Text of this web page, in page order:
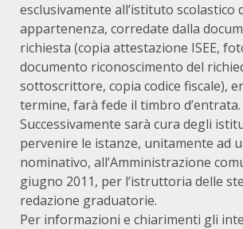
esclusivamente all’istituto scolastico
appartenenza, corredate dalla
richiesta (copia attestazione ISEE,
documento riconoscimento del
sottoscrittore, copia codice fiscale),
termine, farà fede il timbro d’entrata.
Successivamente sarà cura degli
pervenire le istanze, unitamente ad
nominativo, all’Amministrazione
giugno 2011, per l’istruttoria delle
redazione graduatorie.
Per informazioni e chiarimenti gli